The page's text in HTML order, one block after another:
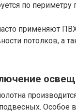
по периметру
применяют
потолков, а
Особое